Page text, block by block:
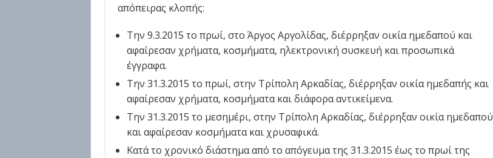
απόπειρας κλοπής:
Την 9.3.2015 το πρωί, στο Άργος Αργολίδας, διέρρηξαν οικία ημεδαπού και
αφαίρεσαν χρήματα, κοσμήματα, ηλεκτρονική συσκευή και προσωπικά
έγγραφα.
Την 31.3.2015 το πρωί, στην Τρίπολη Αρκαδίας, διέρρηξαν οικία ημεδαπής και
αφαίρεσαν χρήματα, κοσμήματα και διάφορα αντικείμενα.
Την 31.3.2015 το μεσημέρι, στην Τρίπολη Αρκαδίας, διέρρηξαν οικία ημεδαπού
και αφαίρεσαν κοσμήματα και χρυσαφικά.
Κατά το χρονικό διάστημα από το απόγευμα της 31.3.2015 έως το πρωί της